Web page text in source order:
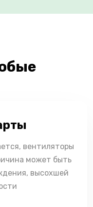
вентиляторы
может быть
высохшей